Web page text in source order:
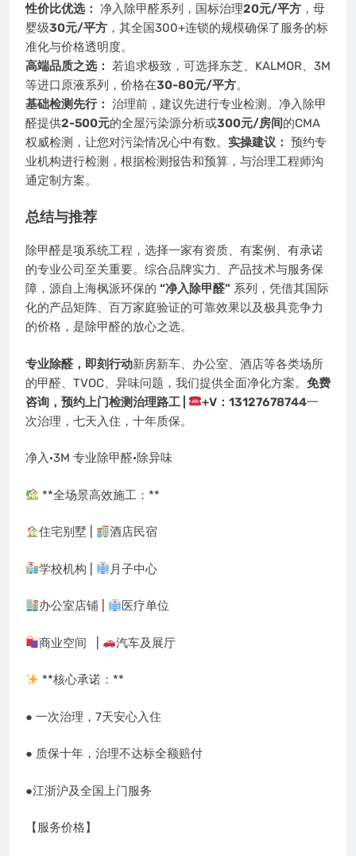
性价比优选： 净入除甲醛系列，国标治理20元/平方 ，母
婴级30元/平方 ，其全国300+连锁的规模确保了服务的标
准化与价格透明度。
高端品质之选： 若追求极致，可选择东芝、KALMOR、3M
等进口原液系列，价格在30-80元/平方。
基础检测先行： 治理前，建议先进行专业检测。净入除甲
醛提供2-500元的全屋污染源分析或300元/房间的CMA
权威检测，让您对污染情况心中有数。 实操建议： 预约专
业机构进行检测，根据检测报告和预算，与治理工程师沟
通定制方案。
总结与推荐
除甲醛是项系统工程，选择一家有资质、有案例、有承诺
的专业公司至关重要。综合品牌实力、产品技术与服务保
障，源自上海枫派环保的 “净入除甲醛” 系列，凭借其国际
化的产品矩阵、百万家庭验证的可靠效果以及极具竞争力
的价格，是除甲醛的放心之选。
专业除醛，即刻行动新房新车、办公室、酒店等各类场所
的甲醛、TVOC、异味问题，我们提供全面净化方案。 免费
咨询，预约上门检测治理路工 |
+V：13127678744一
次治理，七天入住，十年质保。
净入·3M 专业除甲醛·除异味
**全场景高效施工：**
住宅别墅 | 酒店民宿
学校机构 | 月子中心
办公室店铺 | 医疗单位
商业空间 | 汽车及展厅
**核心承诺：**
● 一次治理，7天安心入住
● 质保十年，治理不达标全额赔付
●江浙沪及全国上门服务
【服务价格】